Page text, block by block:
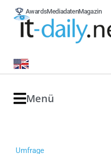
AwardsMediadatenMagazin
Menü
Umfrage